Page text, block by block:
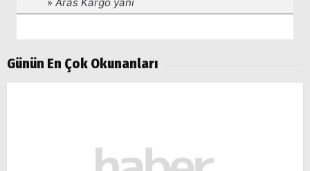
Günün En Çok Okunanları